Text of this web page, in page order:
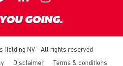
GOING.
Holding NV - All rights reserved
Disclaimer Terms & conditions